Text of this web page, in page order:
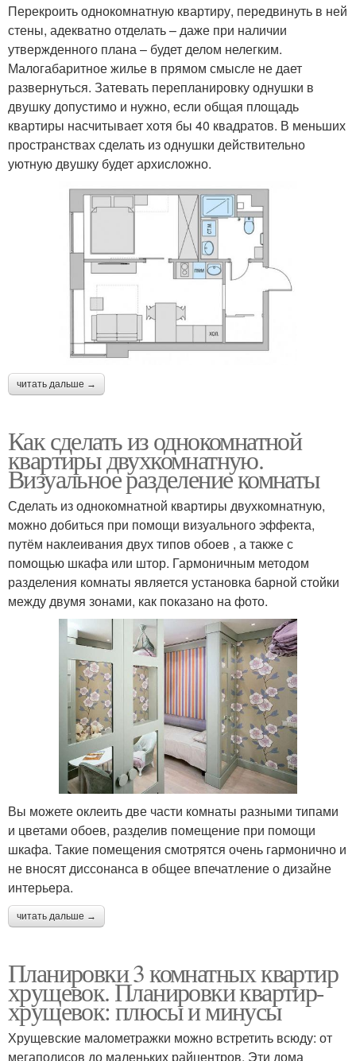
Перекроить однокомнатную квартиру, передвинуть в ней
стены, адекватно отделать – даже при наличии
утвержденного плана – будет делом нелегким.
Малогабаритное жилье в прямом смысле не дает
развернуться. Затевать перепланировку однушки в
двушку допустимо и нужно, если общая площадь
квартиры насчитывает хотя бы 40 квадратов. В меньших
пространствах сделать из однушки действительно
уютную двушку будет архисложно.
читать дальше →
Как сделать из однокомнатной
квартиры двухкомнатную.
Визуальное разделение комнаты
Сделать из однокомнатной квартиры двухкомнатную,
можно добиться при помощи визуального эффекта,
путём наклеивания двух типов обоев , а также с
помощью шкафа или штор. Гармоничным методом
разделения комнаты является установка барной стойки
между двумя зонами, как показано на фото.
Вы можете оклеить две части комнаты разными типами
и цветами обоев, разделив помещение при помощи
шкафа. Такие помещения смотрятся очень гармонично и
не вносят диссонанса в общее впечатление о дизайне
интерьера.
читать дальше →
Планировки 3 комнатных квартир
хрущевок. Планировки квартир-
хрущевок: плюсы и минусы
Хрущевские малометражки можно встретить всюду: от
мегаполисов до маленьких райцентров. Эти дома